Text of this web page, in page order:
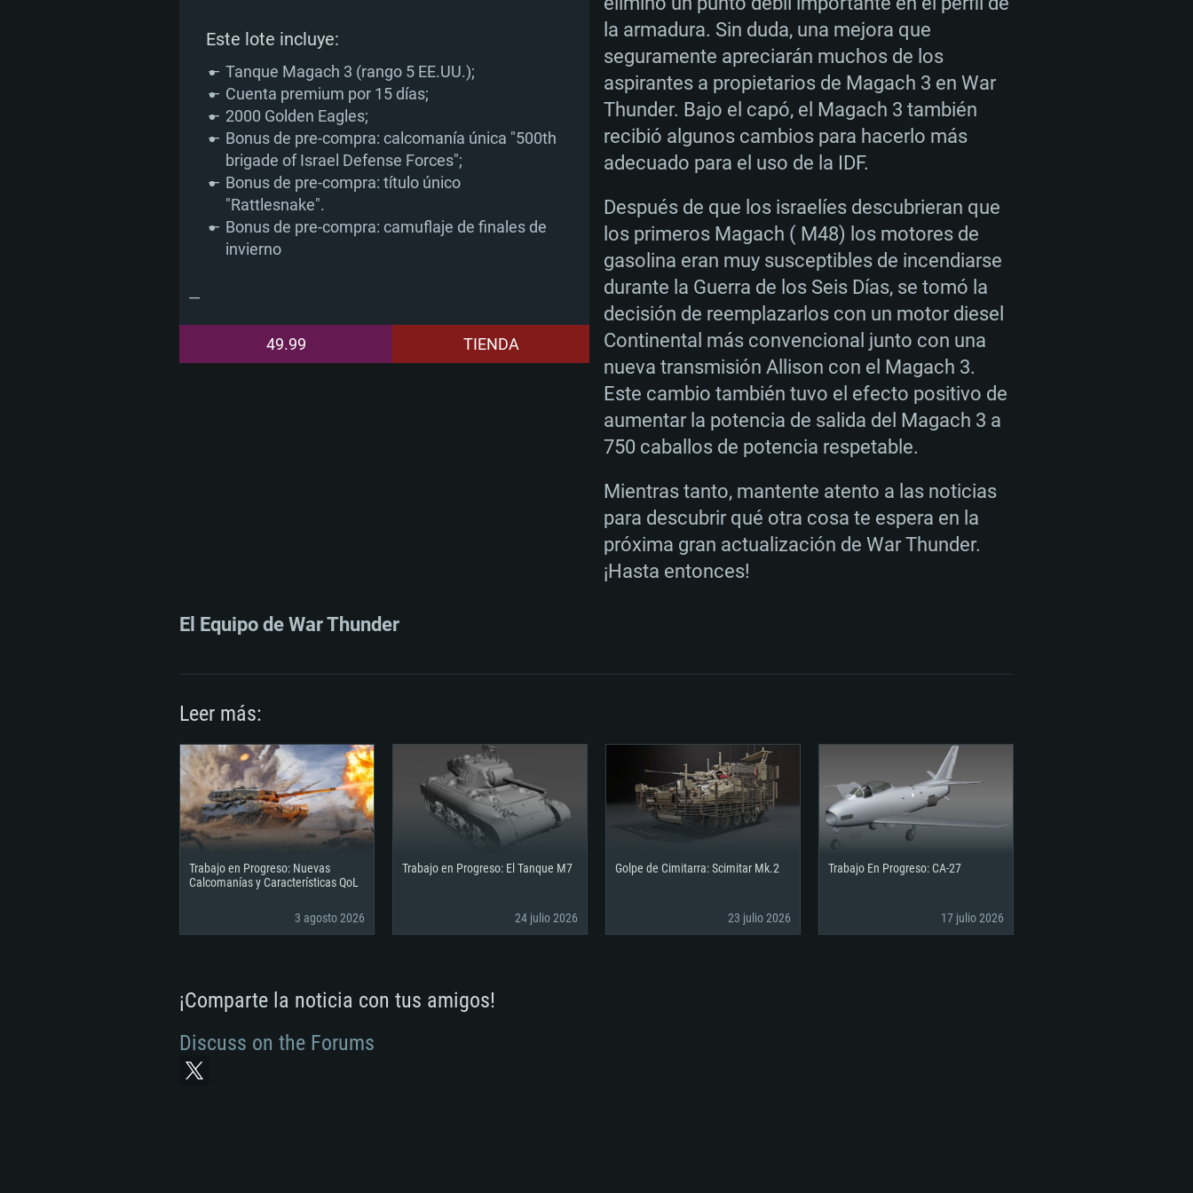
Disco Duro: 23.1 GB (Cliente Mínimo)
Red: Conexión a Internet de banda ancha
Disco Duro: 75.9 GB (Cliente Completo)
Red: Conexión a Internet de banda ancha
Disco Duro: 22.1 GB (Cliente Mínimo)
Disco Duro: 62.2 GB (Cliente Completo)
de 6 meses; la resolución mínima admitida para el
juego es 720p) con soporte Vulkan.
Red: Conexión a Internet de banda ancha
Disco Duro: 22.1 GB (Cliente Mínimo)
propietarios (no más de 6 meses) con soporte Vulkan.
Red: Conexión a Internet de banda ancha
Disco Duro: 62.2 GB (Cliente Completo)
Este lote incluye:
Tanque Magach 3 (rango 5 EE.UU.);
Cuenta premium por 15 días;
2000 Golden Eagles;
Bonus de pre-compra: calcomanía única "500th
brigade of Israel Defense Forces";
Bonus de pre-compra: título único
"Rattlesnake".
Bonus de pre-compra: camuflaje de finales de
invierno
49.99 TIENDA
la armadura. Sin duda, una mejora que
seguramente apreciarán muchos de los
aspirantes a propietarios de Magach 3 en War
Thunder. Bajo el capó, el Magach 3 también
recibió algunos cambios para hacerlo más
adecuado para el uso de la IDF.
Después de que los israelíes descubrieran que
los primeros Magach ( M48) los motores de
gasolina eran muy susceptibles de incendiarse
durante la Guerra de los Seis Días, se tomó la
decisión de reemplazarlos con un motor diesel
Continental más convencional junto con una
nueva transmisión Allison con el Magach 3.
Este cambio también tuvo el efecto positivo de
aumentar la potencia de salida del Magach 3 a
750 caballos de potencia respetable.
Mientras tanto, mantente atento a las noticias
para descubrir qué otra cosa te espera en la
próxima gran actualización de War Thunder.
¡Hasta entonces!
El Equipo de War Thunder
Leer más:
Trabajo en Progreso: Nuevas
Calcomanías y Características QoL
3 agosto 2026
Trabajo en Progreso: El Tanque M7
24 julio 2026
Golpe de Cimitarra: Scimitar Mk.2
23 julio 2026
Trabajo En Progreso: CA-27
17 julio 2026
¡Comparte la noticia con tus amigos!
Discuss on the Forums